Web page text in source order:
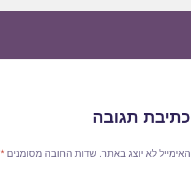
כתיבת תגובה
האימייל לא יוצג באתר. שדות החובה מסומנים*